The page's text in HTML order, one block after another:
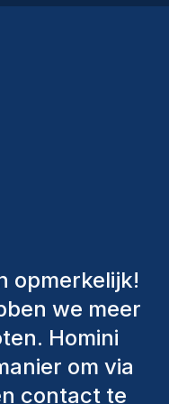
genomen
aan te
we hebben